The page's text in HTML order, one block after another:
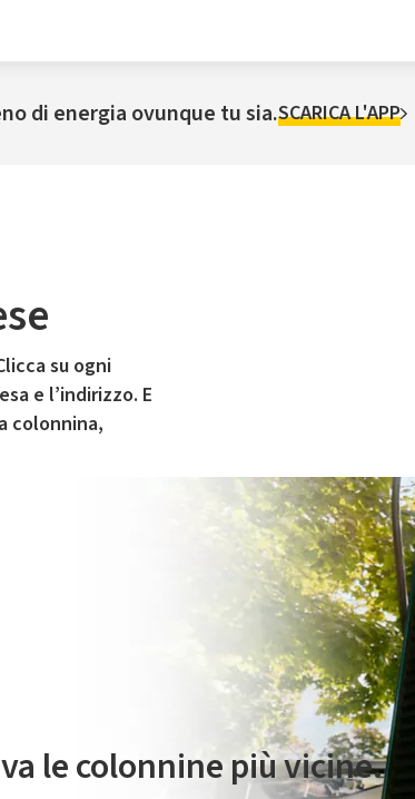
di energia ovunque tu sia.SCARICA L'APP
su ogni
e l’indirizzo. E
colonnina,
elettrica è gestito da Plenitude On The Road
le colonnine più vicine.